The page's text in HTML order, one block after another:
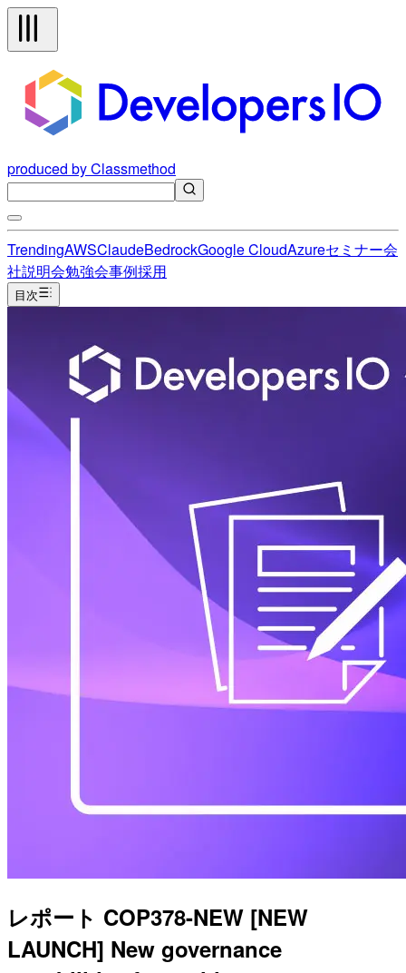
produced by Classmethod
TrendingAWSClaudeBedrockGoogle CloudAzureセミナー会
社説明会勉強会事例採用
目次
レポート COP378-NEW [NEW
LAUNCH] New governance